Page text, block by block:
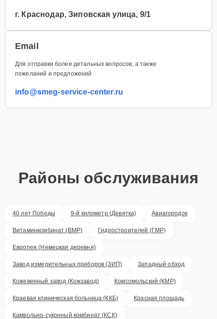
г. Краснодар, Зиповская улица, 9/1
Email
Для отправки более детальных вопросов, а также
пожеланий и предложений
info@smeg-service-center.ru
Районы обслуживания
40 лет Победы 9-й километр (Девятка) Авиагородок
Витаминкомбинат (ВМР) Гидростроителей (ГМР)
Европея (Немецкая деревня)
Завод измерительных приборов (ЗИП) Западный обход
Кожевенный завод (Кожзавод) Комсомольский (КМР)
Краевая клиническая больница (ККБ) Красная площадь
Камвольно-суконный комбинат (КСК)